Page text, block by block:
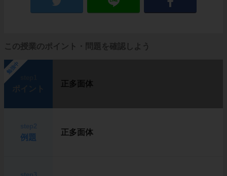
この授業のポイント・問題を確認しよう
勉強中
正多面体
例題
正多面体